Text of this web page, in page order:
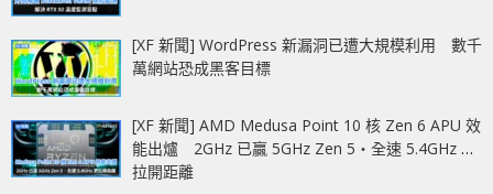
[XF 新聞] WordPress 新漏洞已遭大規模利用 數千
萬網站恐成黑客目標
[XF 新聞] AMD Medusa Point 10 核 Zen 6 APU 效
能出爐 2GHz 已贏 5GHz Zen 5‧全速 5.4GHz 更
拉開距離